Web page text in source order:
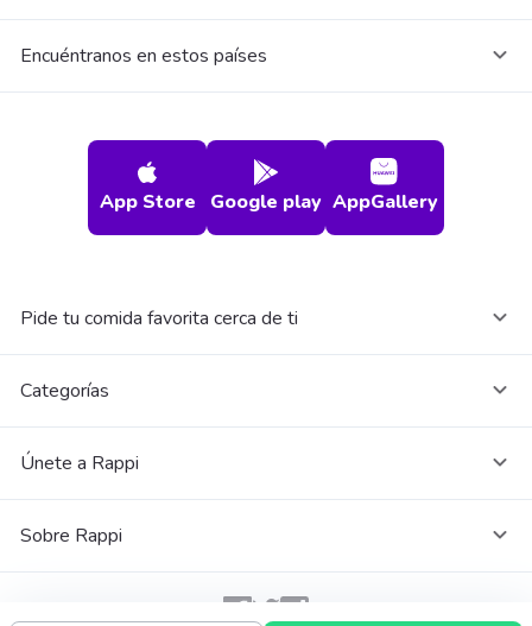
Encuéntranos en estos países
App Store Google play AppGallery
Pide tu comida favorita cerca de ti
Categorías
Únete a Rappi
Sobre Rappi
Facebook
TwitterInstagram